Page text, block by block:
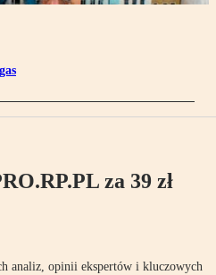
za 39 zł
analiz, opinii ekspertów i kluczowych